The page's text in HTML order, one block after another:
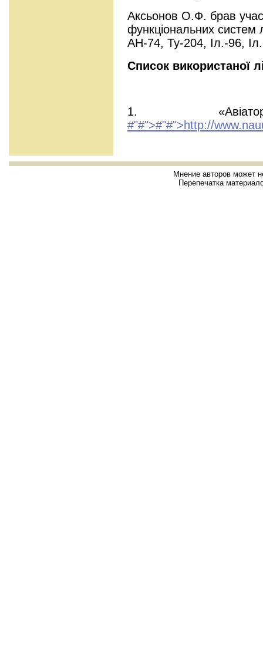
Аксьонов О.Ф. брав
функціональних систем
АН-74, Ту-204, Іл.-96,
Список використаної
1.
#"#">#"#">http://
Мнение авторов может
Перепечатка